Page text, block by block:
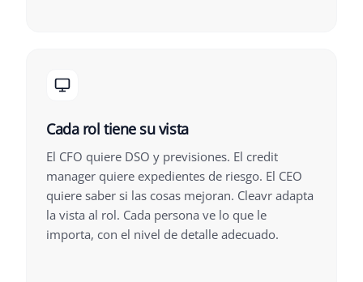
Cada rol tiene su vista
El CFO quiere DSO y previsiones. El credit
manager quiere expedientes de riesgo. El CEO
quiere saber si las cosas mejoran. Cleavr adapta
la vista al rol. Cada persona ve lo que le
importa, con el nivel de detalle adecuado.